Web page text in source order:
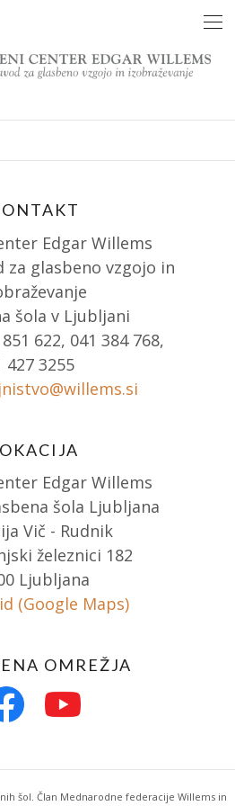
Edgar Willems
za glasbeno vzgojo in
šola v Ljubljani
622, 041 384 768,
427 3255
Edgar Willems
šola Ljubljana
Vič - Rudnik
železnici 182
Ljubljana
(Google Maps)
OMREŽJA
šol. Član Mednarodne federacije Willems in